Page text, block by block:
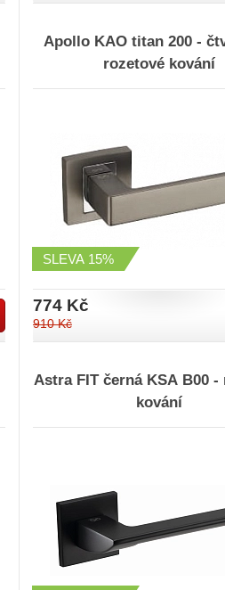
Apollo KAO titan 200 -
rozetové kování
SLEVA 15%
774 Kč
910 Kč
Astra FIT černá KSA B00 -
kování